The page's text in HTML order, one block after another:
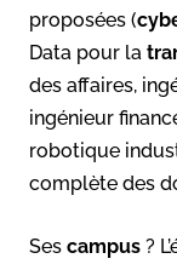
proposées (
Data pour la
des affaires,
ingénieur
robotique
complète des
Ses campus ?